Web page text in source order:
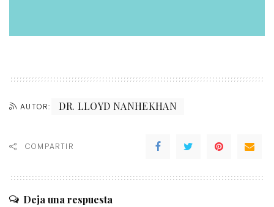
AUTOR: DR. LLOYD NANHEKHAN
COMPARTIR
Deja una respuesta